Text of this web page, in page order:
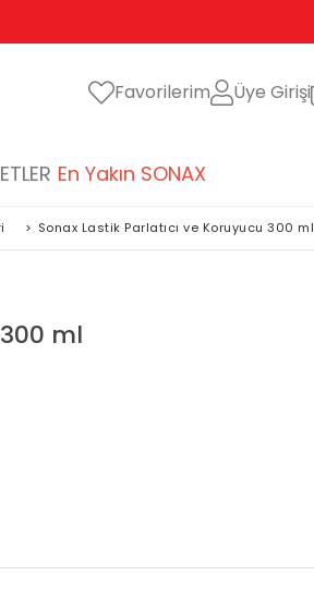
Favorilerim Üye Girişi
En Yakın SONAX
> Sonax Lastik Parlatıcı ve Koruyucu 300 ml
ml